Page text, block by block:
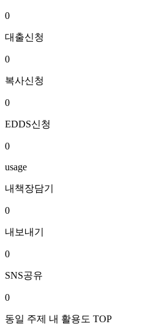
0
대출신청
0
복사신청
0
EDDS신청
0
usage
내책장담기
0
내보내기
0
SNS공유
0
동일 주제 내 활용도 TOP